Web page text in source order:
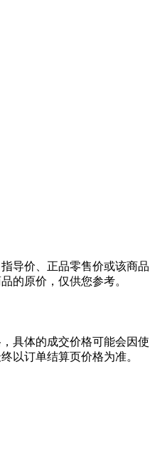
导价、正品零售价或该商品
的原价，仅供您参考。
具体的成交价格可能会因使
以订单结算页价格为准。